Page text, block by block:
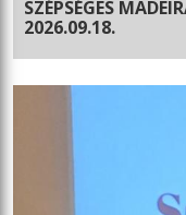
SZÉPSÉGES
2026.09.18.